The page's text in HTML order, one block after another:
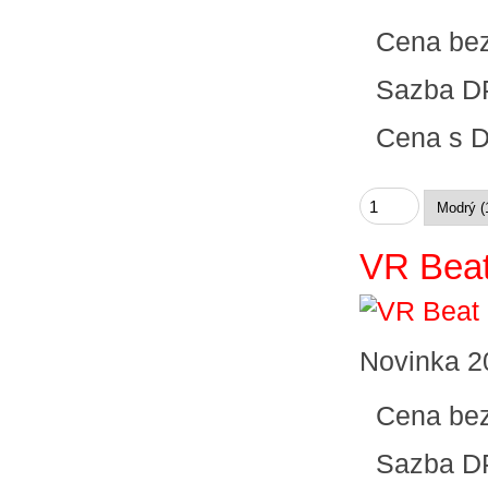
Cena
Sazba
Cena s
VR
Novinka
Cena
Sazba